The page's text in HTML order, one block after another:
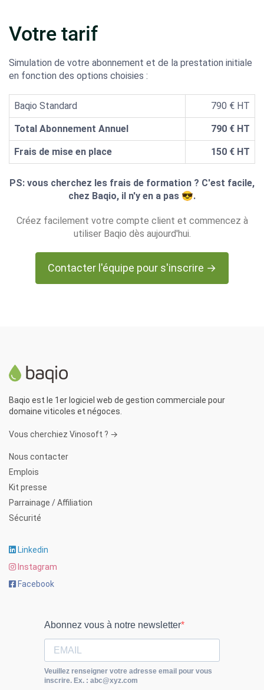
Votre tarif
Simulation de votre abonnement et de la prestation initiale
en fonction des options choisies :
Baqio Standard 790 € HT
Total Abonnement Annuel 790 € HT
Frais de mise en place 150 € HT
PS: vous cherchez les frais de formation ? C'est facile,
chez Baqio, il n'y en a pas 😎.
Créez facilement votre compte client et commencez à
utiliser Baqio dès aujourd'hui.
Contacter l'équipe pour s'inscrire →
Baqio est le 1er logiciel web de gestion commerciale pour
domaine viticoles et négoces.
Vous cherchiez Vinosoft ? →
Nous contacter
Emplois
Kit presse
Parrainage / Affiliation
Sécurité
Linkedin
Instagram
Facebook
Abonnez vous à notre newsletter
Veuillez renseigner votre adresse email pour vous
inscrire. Ex. : abc@xyz.com